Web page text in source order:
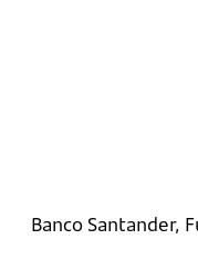
Banco Santander,